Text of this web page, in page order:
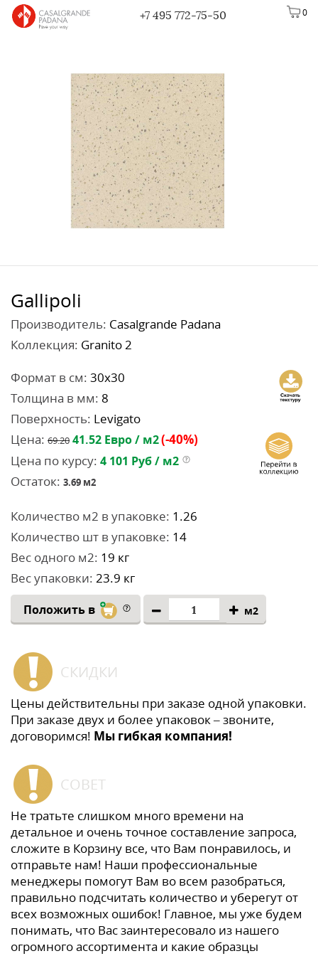
0
+7 495 772-75-50
Gallipoli
Производитель: Casalgrande Padana
Коллекция: Granito 2
Формат в см: 30x30
Толщина в мм: 8
Поверхность: Levigato
Цена: 69.20 41.52 Евро / м2(-40%)
Цена по курсу: 4 101 Руб / м2
Остаток: 3.69 м2
Количество м2 в упаковке: 1.26
Количество шт в упаковке: 14
Вес одного м2: 19 кг
Вес упаковки: 23.9 кг
Положить в м2
СКИДКИ
Цены действительны при заказе одной упаковки.
При заказе двух и более упаковок – звоните,
договоримся! Мы гибкая компания!
СОВЕТ
Не тратьте слишком много времени на
детальное и очень точное составление запроса,
сложите в Корзину все, что Вам понравилось, и
отправьте нам! Наши профессиональные
менеджеры помогут Вам во всем разобраться,
правильно подсчитать количество и уберегут от
всех возможных ошибок! Главное, мы уже будем
понимать, что Вас заинтересовало из нашего
огромного ассортимента и какие образцы